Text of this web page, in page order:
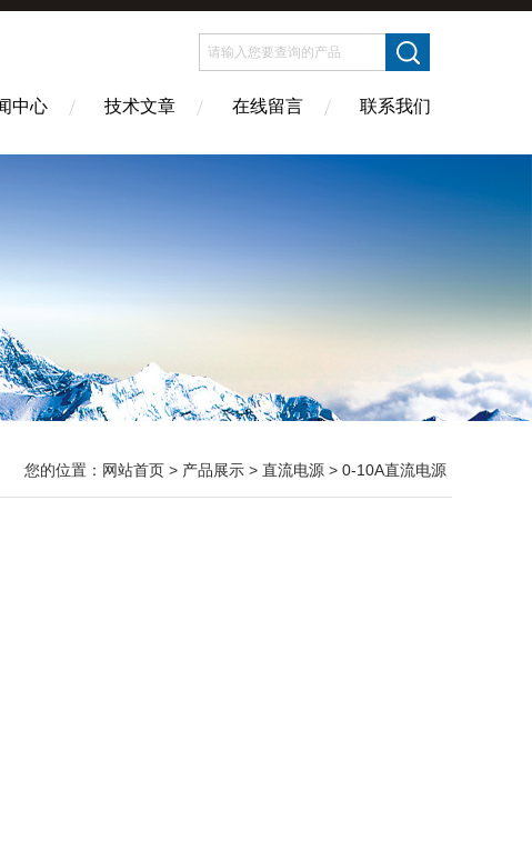
中心 技术文章 在线留言 联系我们
您的位置： 网站首页 > 产品展示 > 直流电源 > 0-10A直流电源